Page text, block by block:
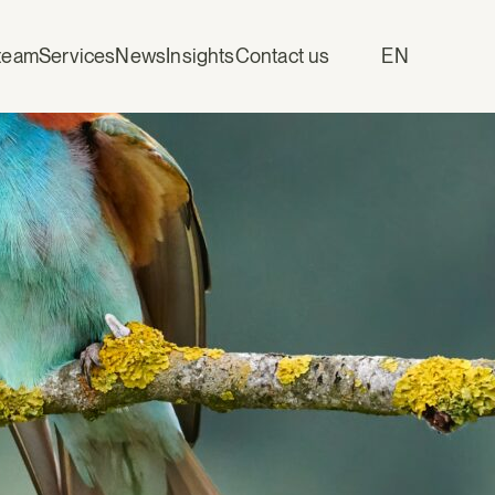
ServicesNews InsightsContact us EN